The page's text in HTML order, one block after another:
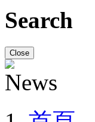
Search
Close